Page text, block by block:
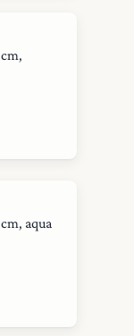
aqua